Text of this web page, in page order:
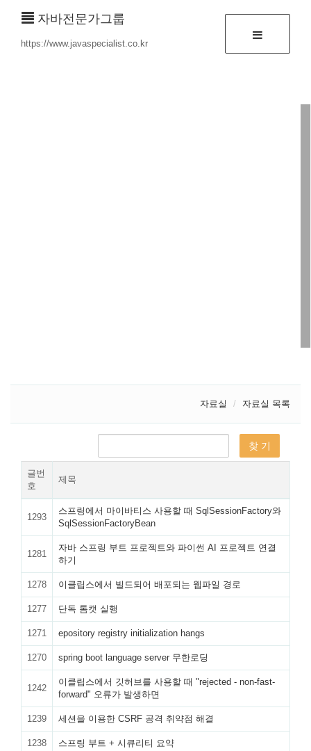
자바전문가그룹
https://www.javaspecialist.co.kr
자료실 자료실 목록
글번
호
제목
1293
스프링에서 마이바티스 사용할 때 SqlSessionFactory와
SqlSessionFactoryBean
1281
자바 스프링 부트 프로젝트와 파이썬 AI 프로젝트 연결
하기
1278 이클립스에서 빌드되어 배포되는 웹파일 경로
1277 단독 톰캣 실행
1271 epository registry initialization hangs
1270 spring boot language server 무한로딩
1242
이클립스에서 깃허브를 사용할 때 "rejected - non-fast-
forward" 오류가 발생하면
1239 세션을 이용한 CSRF 공격 취약점 해결
1238 스프링 부트 + 시큐리티 요약